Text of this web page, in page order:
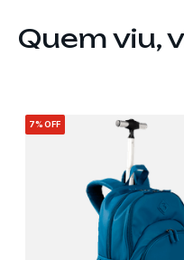
Quem viu,
7%OFF